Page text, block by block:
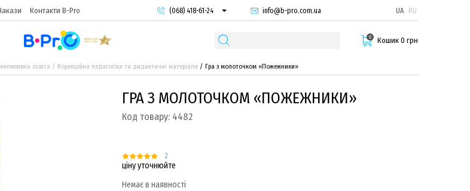
Контакти B-Pro
(068) 418-61-24
info@b-pro.com.ua UA RU
0 Кошик 0 грн
освіта Корекційна педагогіка та дидактичні матеріали Гра з молоточком «Пожежники»
ГРА З МОЛОТОЧКОМ «ПОЖЕЖНИКИ»
Код товару: 4482
2
ціну уточнюйте
Немає в наявності